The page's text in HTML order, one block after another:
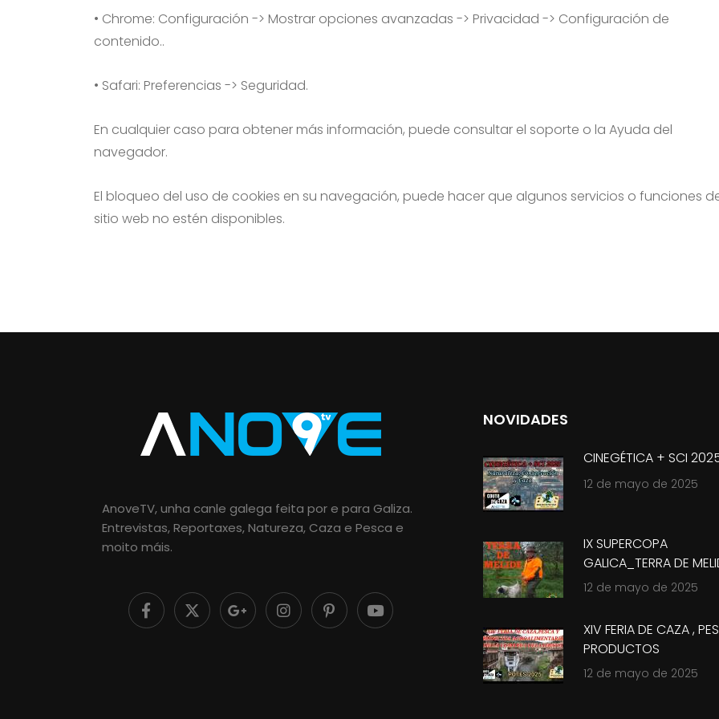
• Chrome: Configuración -> Mostrar opciones avanzadas -> Privacidad -> Configuración de
contenido..
• Safari: Preferencias -> Seguridad.
En cualquier caso para obtener más información, puede consultar el soporte o la Ayuda del
navegador.
El bloqueo del uso de cookies en su navegación, puede hacer que algunos servicios o funciones
sitio web no estén disponibles.
AnoveTV, unha canle galega feita por e para Galiza.
Entrevistas, Reportaxes, Natureza, Caza e Pesca e
moito máis.
NOVIDADES
CINEGÉTICA + SCI
12 de mayo de 2025
IX SUPERCOPA
GALICA_TERRA DE
2025
12 de mayo de 2025
XIV FERIA DE CAZA ,
PRODUCTOS
12 de mayo de 2025